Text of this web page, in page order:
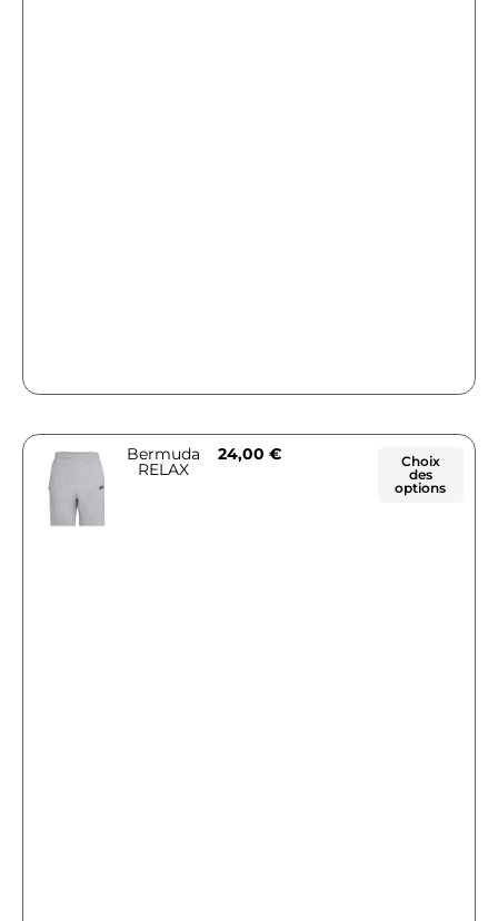
Bermuda
RELAX
24,00 €
Choix
des
options